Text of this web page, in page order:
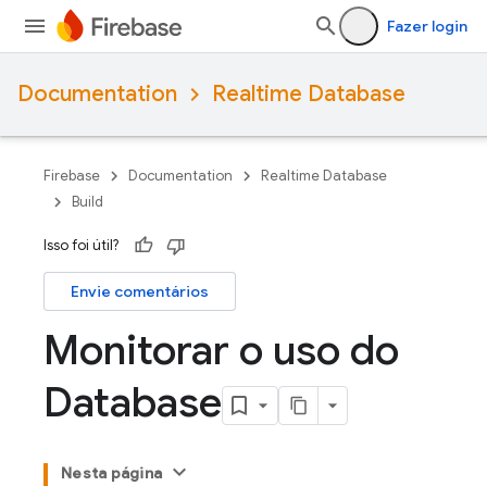
Fazer login
Documentation Realtime Database
Firebase Documentation
Realtime Database
Build
Isso foi útil?
Envie comentários
Monitorar o uso do
Database
Nesta página